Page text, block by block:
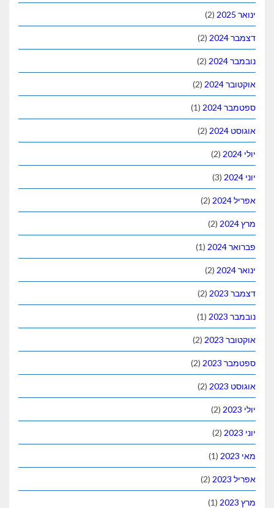
ינואר 2025 (2)
דצמבר 2024 (2)
נובמבר 2024 (2)
אוקטובר 2024 (2)
ספטמבר 2024 (1)
אוגוסט 2024 (2)
יולי 2024 (2)
יוני 2024 (3)
אפריל 2024 (2)
מרץ 2024 (2)
פברואר 2024 (1)
ינואר 2024 (2)
דצמבר 2023 (2)
נובמבר 2023 (1)
אוקטובר 2023 (2)
ספטמבר 2023 (2)
אוגוסט 2023 (2)
יולי 2023 (2)
יוני 2023 (2)
מאי 2023 (1)
אפריל 2023 (2)
מרץ 2023 (1)